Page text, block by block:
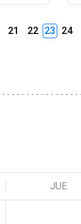
21 22 23 24
JUE